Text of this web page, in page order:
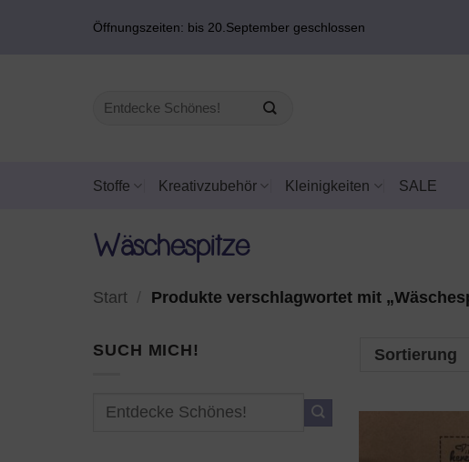
Öffnungszeiten: bis 20.September geschlossen
Suchen
Stoffe Kreativzubehör Kleinigkeiten SALE
Wäschespitze
Start Produkte verschlagwortet mit
SUCH MICH!
Suchen
Sortierung